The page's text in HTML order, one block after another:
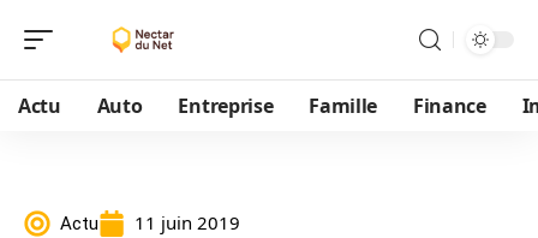
Actu Auto Entreprise Famille Finance
Actu 11 juin 2019